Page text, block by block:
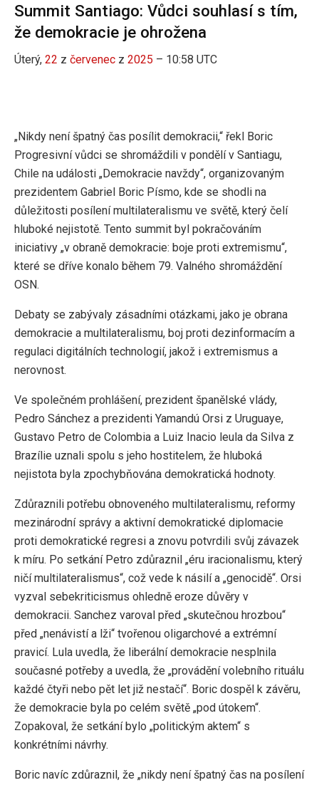
Summit Santiago: Vůdci souhlasí s tím,
že demokracie je ohrožena
Úterý, 22 z červenec z 2025 – 10:58 UTC
„Nikdy není špatný čas posílit demokracii,“ řekl Boric
Progresivní vůdci se shromáždili v pondělí v Santiagu,
Chile na události „Demokracie navždy“, organizovaným
prezidentem Gabriel Boric Písmo, kde se shodli na
důležitosti posílení multilateralismu ve světě, který čelí
hluboké nejistotě. Tento summit byl pokračováním
iniciativy „v obraně demokracie: boje proti extremismu“,
které se dříve konalo během 79. Valného shromáždění
OSN.
Debaty se zabývaly zásadními otázkami, jako je obrana
demokracie a multilateralismu, boj proti dezinformacím a
regulaci digitálních technologií, jakož i extremismus a
nerovnost.
Ve společném prohlášení, prezident španělské vlády,
Pedro Sánchez a prezidenti Yamandú Orsi z Uruguaye,
Gustavo Petro de Colombia a Luiz Inacio leula da Silva z
Brazílie uznali spolu s jeho hostitelem, že hluboká
nejistota byla zpochybňována demokratická hodnoty.
Zdůraznili potřebu obnoveného multilateralismu, reformy
mezinárodní správy a aktivní demokratické diplomacie
proti demokratické regresi a znovu potvrdili svůj závazek
k míru. Po setkání Petro zdůraznil „éru iracionalismu, který
ničí multilateralismus“, což vede k násilí a „genocidě“. Orsi
vyzval sebekriticismus ohledně eroze důvěry v
demokracii. Sanchez varoval před „skutečnou hrozbou“
před „nenávistí a lži“ tvořenou oligarchové a extrémní
pravicí. Lula uvedla, že liberální demokracie nesplnila
současné potřeby a uvedla, že „provádění volebního rituálu
každé čtyři nebo pět let již nestačí“. Boric dospěl k závěru,
že demokracie byla po celém světě „pod útokem“.
Zopakoval, že setkání bylo „politickým aktem“ s
konkrétními návrhy.
Boric navíc zdůraznil, že „nikdy není špatný čas na posílení